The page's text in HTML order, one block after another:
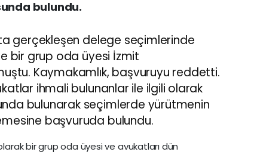
bulundu.
gerçekleşen delege seçimlerinde
bir grup oda üyesi İzmit
Kaymakamlık, başvuruyu reddetti.
ihmali bulunanlar ile ilgili olarak
bulunarak seçimlerde yürütmenin
başvuruda bulundu.
bir grup oda üyesi ve avukatları dün